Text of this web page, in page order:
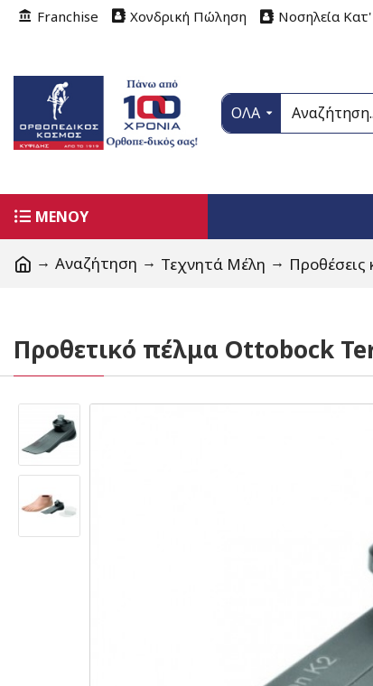
Franchise Χονδρική Πώληση Νοσηλεία Κατ'
ΟΛΑ
ΜΕΝΟΥ
Αναζήτηση Τεχνητά Μέλη
Προθετικό πέλμα Ottobock